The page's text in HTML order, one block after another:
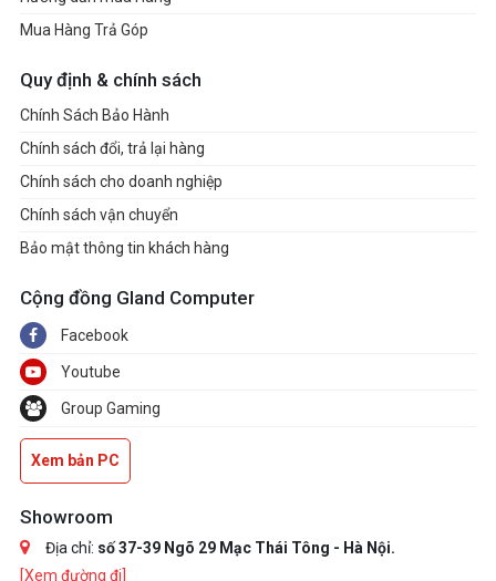
Mua Hàng Trả Góp
Quy định & chính sách
Chính Sách Bảo Hành
Chính sách đổi, trả lại hàng
Chính sách cho doanh nghiệp
Chính sách vận chuyển
Bảo mật thông tin khách hàng
Cộng đồng Gland Computer
Facebook
Youtube
Group Gaming
Xem bản PC
Showroom
Địa chỉ: số 37-39 Ngõ 29 Mạc Thái Tông - Hà Nội.
[Xem đường đi]